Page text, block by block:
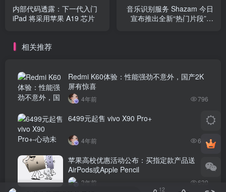
内部代码透露：下一代入门
iPad 将采用苹果 A19 芯片
音乐识别服务 Shazam 今日
宣布推出全新“热门片段”功
相关推荐
Redmi K60体验：性能强劲不意外，国产2K
屏有惊喜
4年前 796
6499元起售 vivo X90 Pro+
4年前 699
苹果高校优惠活动公布：买指定款产品送
AirPods或Apple Pencil
3年前 630
12